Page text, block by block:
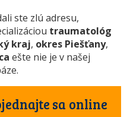
ste zlú adresu,
traumatológ
kraj, okres Piešťany,
ešte nie je v našej
sa online